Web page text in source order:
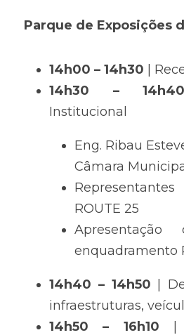
Parque de Exposições
14h00 – 14h30 |
14h30 – 14h40
Institucional
Eng. Ribau
Câmara
ROUTE 25
enquadramento
14h40 – 14h50 |
infraestruturas,
14h50 – 16h10 |